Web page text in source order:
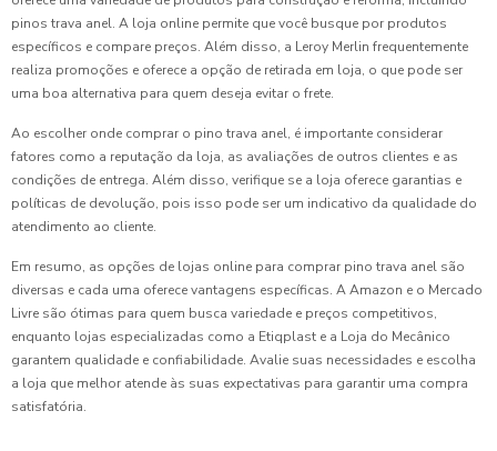
pinos trava anel. A loja online permite que você busque por produtos
específicos e compare preços. Além disso, a Leroy Merlin frequentemente
realiza promoções e oferece a opção de retirada em loja, o que pode ser
uma boa alternativa para quem deseja evitar o frete.
Ao escolher onde comprar o pino trava anel, é importante considerar
fatores como a reputação da loja, as avaliações de outros clientes e as
condições de entrega. Além disso, verifique se a loja oferece garantias e
políticas de devolução, pois isso pode ser um indicativo da qualidade do
atendimento ao cliente.
Em resumo, as opções de lojas online para comprar pino trava anel são
diversas e cada uma oferece vantagens específicas. A Amazon e o Mercado
Livre são ótimas para quem busca variedade e preços competitivos,
enquanto lojas especializadas como a Etiqplast e a Loja do Mecânico
garantem qualidade e confiabilidade. Avalie suas necessidades e escolha
a loja que melhor atende às suas expectativas para garantir uma compra
satisfatória.